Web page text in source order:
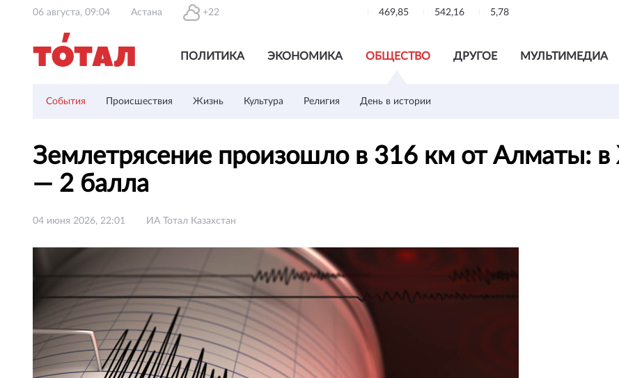
06 августа, 09:04 Астана +22 469,85 542,16 5,78
ПОЛИТИКА ЭКОНОМИКА ОБЩЕСТВО ДРУГОЕ МУЛЬТИМЕДИА
События Происшествия Жизнь Культура Религия День в истории
Землетрясение произошло в 316 км от Алматы:
— 2 балла
04 июня 2026, 22:01 ИА Тотал Казахстан